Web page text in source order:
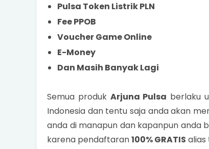
Pulsa Token Listrik PLN
Fee PPOB
Voucher Game Online
E-Money
Dan Masih Banyak Lagi
Semua produk Arjuna Pulsa berlaku
Indonesia dan tentu saja anda akan
anda di manapun dan kapanpun anda
karena pendaftaran100% GRATIS alias